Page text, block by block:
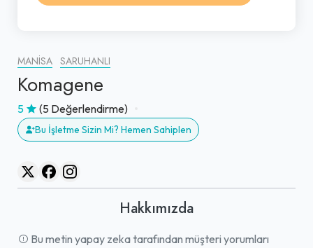
MANISA SARUHANLI
Komagene
5 (5 Değerlendirme)
Bu İşletme Sizin Mi? Hemen Sahiplen
Hakkımızda
Bu metin yapay zeka tarafından müşteri yorumları